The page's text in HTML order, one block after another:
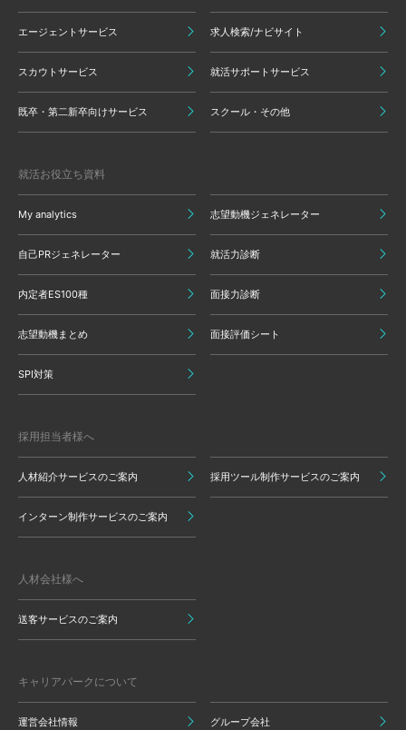
エージェントサービス 求人検索/ナビサイト
スカウトサービス 就活サポートサービス
既卒・第二新卒向けサービス スクール・その他
就活お役立ち資料
My analytics 志望動機ジェネレーター
自己PRジェネレーター 就活力診断
内定者ES100種 面接力診断
志望動機まとめ 面接評価シート
SPI対策
採用担当者様へ
人材紹介サービスのご案内 採用ツール制作サービスのご案内
インターン制作サービスのご案内
人材会社様へ
送客サービスのご案内
キャリアパークについて
運営会社情報 グループ会社